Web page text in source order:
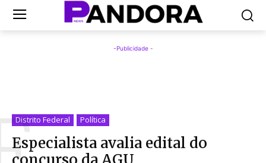
-Publicidade -
Distrito Federal Política
Especialista avalia edital do